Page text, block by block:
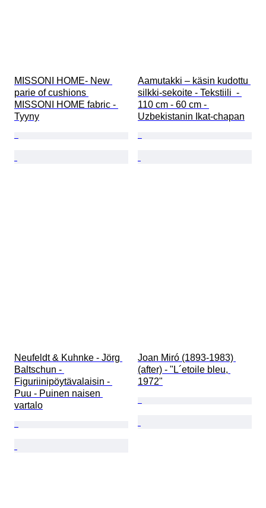
MISSONI HOME- New
parie of cushions
MISSONI HOME fabric -
Tyyny
Aamutakki – käsin kudottu
silkki-sekoite - Tekstiili  -
110 cm - 60 cm -
Uzbekistanin Ikat-chapan
Neufeldt & Kuhnke - Jörg
Baltschun -
Figuriinipöytävalaisin -
Puu - Puinen naisen
vartalo
Joan Miró (1893-1983)
(after) - "L´etoile bleu,
1972"